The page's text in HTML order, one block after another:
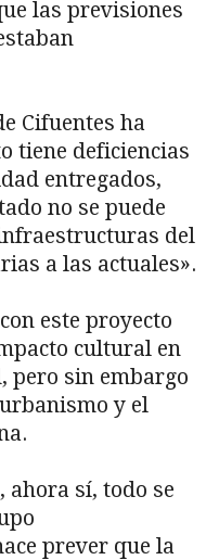
las previsiones
Cifuentes ha
tiene deficiencias
entregados,
no se puede
del
a las actuales».
este proyecto
cultural en
pero sin embargo
y el
ahora sí, todo se
prever que la